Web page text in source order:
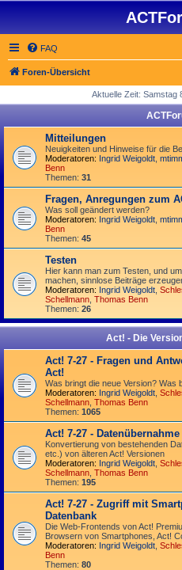
FAQ
Foren-Übersicht
Aktuelle Zeit: Samstag
Mitteilungen
Neuigkeiten und Hinweise für die
Moderatoren: Ingrid Weigoldt
Benn
Themen: 31
Fragen, Anregungen zum
Was soll geändert werden?
Moderatoren: Ingrid Weigoldt
Benn
Themen: 45
Testen
Hier kann man zum Testen, und
machen, sinnlose Beiträge
Moderatoren: Ingrid Weigoldt
Schellmann Thomas Benn
Themen: 26
Act! - Die
Act! 7-27 - Fragen und
Act!
Was bringt die neue Version? Was
Moderatoren: Ingrid Weigoldt
Schellmann Thomas Benn
Themen: 1065
Act! 7-27 -
Konvertierung von bestehenden
etc.) von älteren Act! Versionen
Moderatoren: Ingrid Weigoldt
Schellmann Thomas Benn
Themen: 195
Act! 7-27 - Zugriff mit
Datenbank
Die Web-Frontends von Act!
Browsern von Smart­phones, Act!
Moderatoren: Ingrid Weigoldt
Benn
Themen: 80